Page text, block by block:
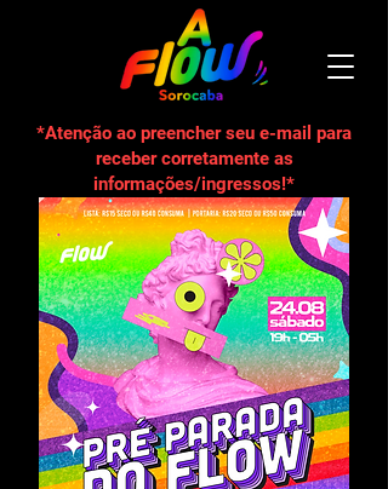
*Atenção ao preencher seu e-mail para
receber corretamente as
informações/ingressos!*